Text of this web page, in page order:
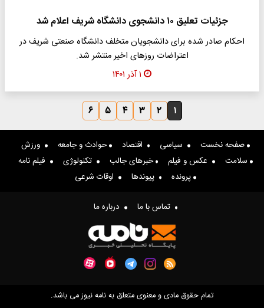
جزئیات تعلیق ۱۰ دانشجوی دانشگاه شریف اعلام شد
احکام صادر شده برای دانشجویان متخلف دانشگاه صنعتی شریف در
اعتراضات روز‌های اخیر منتشر شد.
۱ آذر ۱۴۰۱
۱ ۲ ۳ ۴ ۵ ۶
صفحه نخست سیاسی اقتصاد حوادث و جامعه
ورزش
سلامت
عکس و فیلم خبرهای جالب تکنولوژی
فیلم نامه
پرونده
پیوندها اوقات شرعی
تماس با ما درباره ما
تمام حقوق مادی و معنوی متعلق به نامه نیوز می باشد.